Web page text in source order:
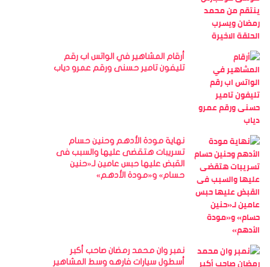
أرقام المشاهير في الواتس اب رقم
تليفون تامير حسنى ورقم عمرو دياب
نهاية مودة الأدهم وحنين حسام
تسريبات هتقضى عليها والسبب فى
القبض عليها حبس عامين لـ«حنين
حسام» و«مودة الأدهم»
نمبر وان محمد رمضان صاحب أكبر
أسطول سيارات فارهه وسط المشاهير